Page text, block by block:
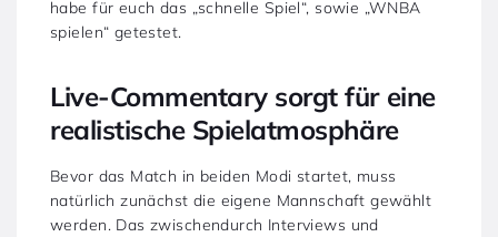
habe für euch das „schnelle Spiel“, sowie „WNBA
spielen“ getestet.
Live-Commentary sorgt für eine
realistische Spielatmosphäre
Bevor das Match in beiden Modi startet, muss
natürlich zunächst die eigene Mannschaft gewählt
werden. Das zwischendurch Interviews und